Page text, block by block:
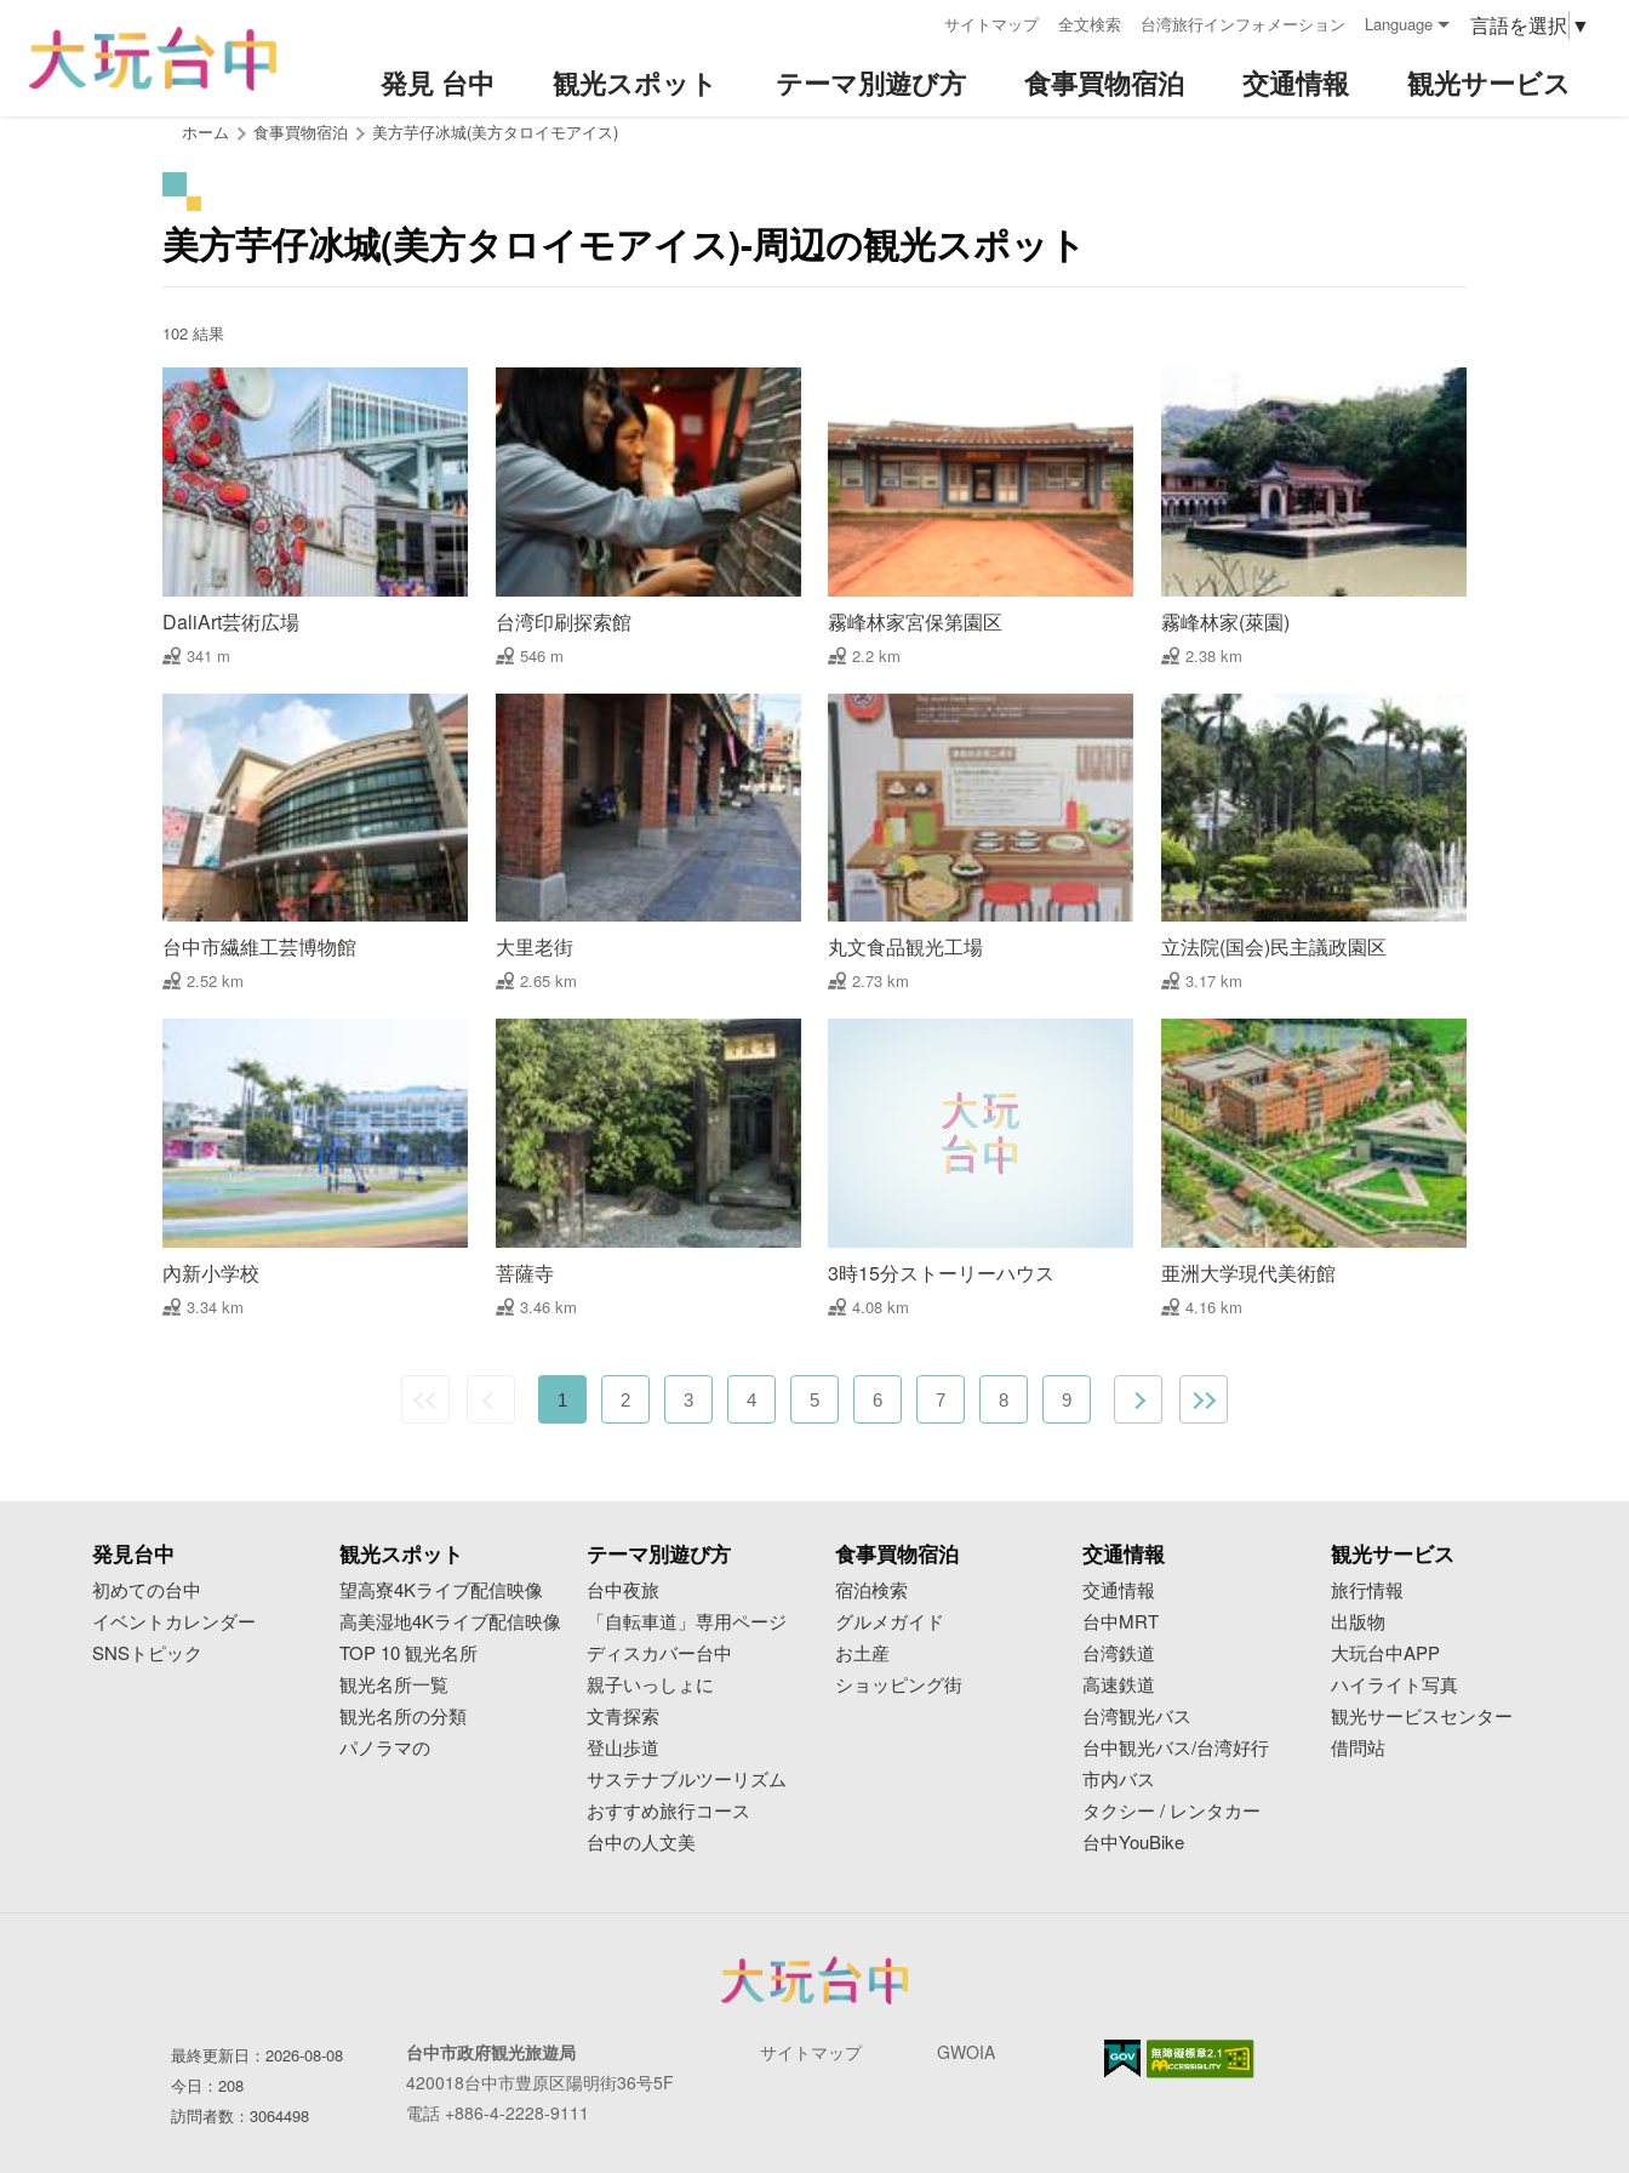
サイトマップ 全文検索 台湾旅行インフォメーション Language 言語を選択 ▼
発見 台中 観光スポット テーマ別遊び方 食事買物宿泊 交通情報 観光サービス
ホーム 食事買物宿泊 美方芋仔冰城(美方タロイモアイス)
美方芋仔冰城(美方タロイモアイス)-周辺の観光スポット
102 結果
DaliArt芸術広場
341 m
台湾印刷探索館
546 m
霧峰林家宮保第園区
2.2 km
霧峰林家(萊園)
2.38 km
台中市繊維工芸博物館
2.52 km
大里老街
2.65 km
丸文食品観光工場
2.73 km
立法院(国会)民主議政園区
3.17 km
內新小学校
3.34 km
菩薩寺
3.46 km
3時15分ストーリーハウス
4.08 km
亜洲大学現代美術館
4.16 km
1 2 3 4 5 6 7 8 9
発見台中
初めての台中
イベントカレンダー
SNSトピック
観光スポット
望高寮4Kライブ配信映像
高美湿地4Kライブ配信映像
TOP 10 観光名所
観光名所一覧
観光名所の分類
パノラマの
テーマ別遊び方
台中夜旅
「自転車道」専用ページ
ディスカバー台中
親子いっしょに
文青探索
登山歩道
サステナブルツーリズム
おすすめ旅行コース
台中の人文美
食事買物宿泊
宿泊検索
グルメガイド
お土産
ショッピング街
交通情報
交通情報
台中MRT
台湾鉄道
高速鉄道
台湾観光バス
台中観光バス/台湾好行
市内バス
タクシー / レンタカー
台中YouBike
観光サービス
旅行情報
出版物
大玩台中APP
ハイライト写真
観光サービスセンター
借問站
最終更新日：2026-08-08
今日：208
訪問者数：3064498
台中市政府観光旅遊局
420018台中市豊原区陽明街36号5F
電話 +886-4-2228-9111
サイトマップ GWOIA